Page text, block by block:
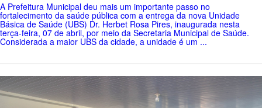
A Prefeitura Municipal deu mais um importante passo no
fortalecimento da saúde pública com a entrega da nova Unidade
Básica de Saúde (UBS) Dr. Herbet Rosa Pires, inaugurada nesta
terça-feira, 07 de abril, por meio da Secretaria Municipal de Saúde.
Considerada a maior UBS da cidade, a unidade é um ...